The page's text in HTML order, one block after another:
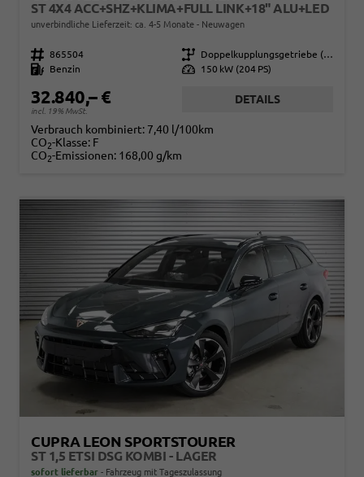
ST 4X4 ACC+SHZ+KLIMA+FULL LINK+18" ALU+LED
unverbindliche Lieferzeit: ca. 4-5 Monate Neuwagen
Fahrzeugnr. 865504 Getriebe
Doppelkupplungsgetriebe (DSG)
Kraftstoff
Benzin Leistung 150 kW (204 PS)
32.840,– €
incl. 19% MwSt.
DETAILS
Verbrauch kombiniert: 7,40 l/100km
CO2-Klasse: F
CO2-Emissionen: 168,00 g/km
CUPRA LEON SPORTSTOURER
ST 1,5 ETSI DSG KOMBI - LAGER
sofort lieferbar Fahrzeug mit Tageszulassung